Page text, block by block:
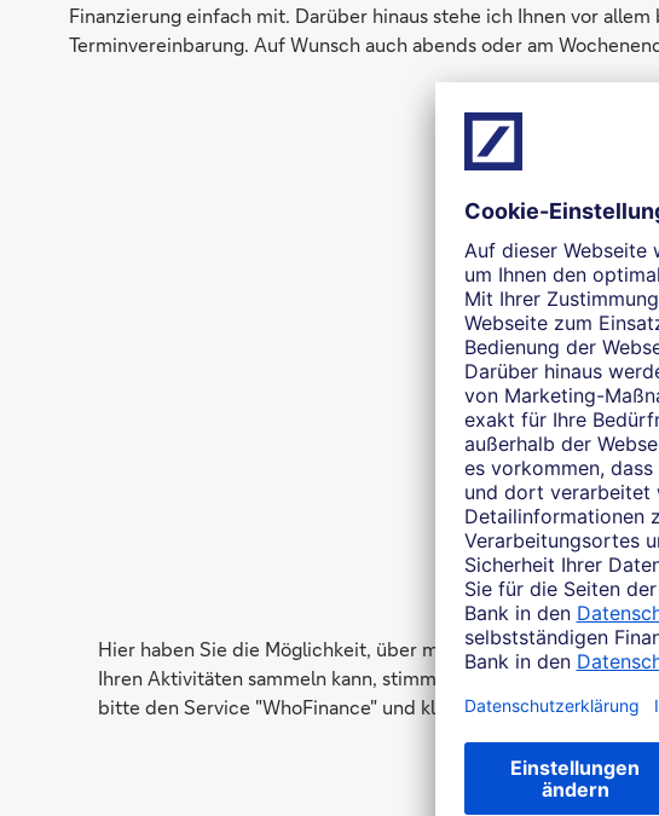
Finanzierung einfach mit. Darüber hinaus stehe ich Ihnen vor
Terminvereinbarung. Auf Wunsch auch abends oder am
Das
Hier haben Sie die Möglichkeit, über mich auf der
Ihren Aktivitäten sammeln kann, stimmen Sie der Nutzung des
bitte den Service "WhoFinance" und klicken anschließend auf